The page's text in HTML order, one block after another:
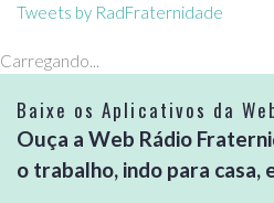
Tweets by RadFraternidade
Carregando...
Baixe os Aplicativos da
Ouça a Web Rádio
o trabalho, indo para casa,